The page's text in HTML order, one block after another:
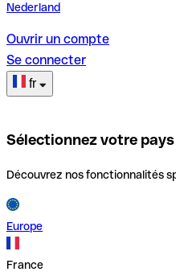
Nederland
Ouvrir un compte
Se connecter
fr
Sélectionnez votre pays
Découvrez nos fonctionnalités
Europe
France